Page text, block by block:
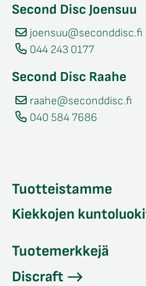
Second Disc Joensuu
joensuu@seconddisc.fi
044 243 0177
Second Disc Raahe
raahe@seconddisc.fi
040 584 7686
Tuotteistamme
Kiekkojen
Tuotemerkkejä
Discraft